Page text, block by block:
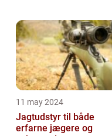
11 may 2024
Jagtudstyr til både
erfarne jægere og